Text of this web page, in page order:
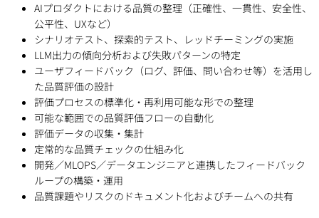
AIプロダクトにおける品質の整理（正確性、一貫性、安全性、
公平性、UXなど）
シナリオテスト、探索的テスト、レッドチーミングの実施
LLM出力の傾向分析および失敗パターンの特定
ユーザフィードバック（ログ、評価、問い合わせ等）を活用し
た品質評価の設計
評価プロセスの標準化・再利用可能な形での整理
可能な範囲での品質評価フローの自動化
評価データの収集・集計
定常的な品質チェックの仕組み化
開発／MLOPS／データエンジニアと連携したフィードバック
ループの構築・運用
品質課題やリスクのドキュメント化およびチームへの共有